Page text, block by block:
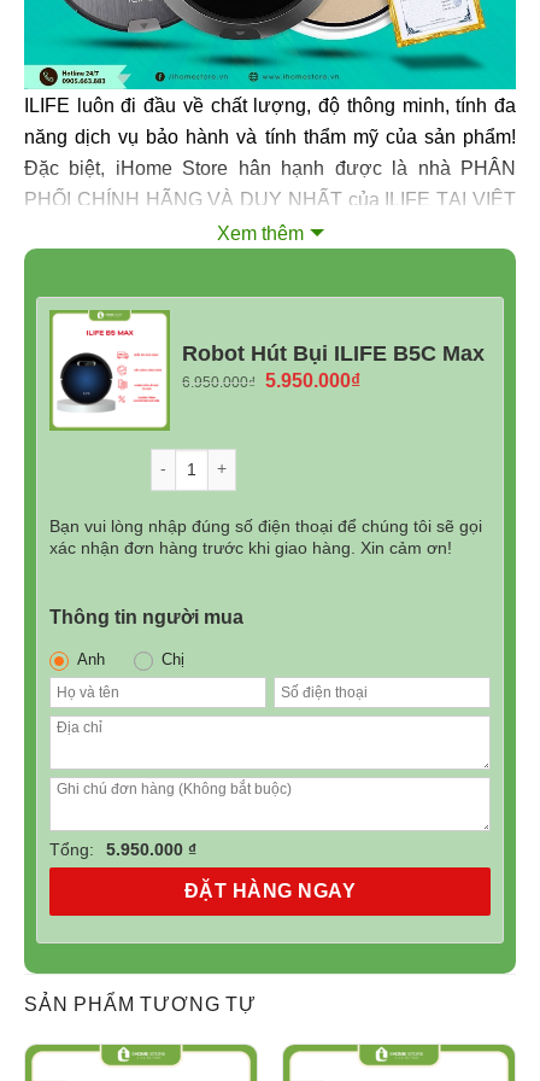
ILIFE luôn đi đầu về chất lượng, độ thông minh, tính đa
năng dịch vụ bảo hành và tính thẩm mỹ của sản phẩm!
Đặc biệt, iHome Store hân hạnh được là nhà PHÂN
PHỐI CHÍNH HÃNG VÀ DUY NHẤT của ILIFE TẠI VIỆT
NAM. Điều đó thực sự có ý nghĩa quan trọng với các
khách hàng muốn sở hữu Robot hút bụi lau nhà ILIFE
Quốc tế – phiên bản xuất châu Âu với tiêu chuẩn chất
lượng CE kèm hộp và hướng dẫn sử dụng bằng tiếng
Anh sử dụng dễ dàng. Mua robot ILIFE tại iHome đảm
bảo 100% chính hãng, đầy đủ CO, CQ và Hoá đơn bán
hàng, chế độ bảo hành chính hãng và chăm sóc khách
Đánh giá chung về robot ILIFE B5C Max
Vẫn giữ thiết kế tròn “cổ điển” của các robot hiện nay,
đen đẹp mắt. Lớp vỏ robot cũng có khả năng chống ăn
Xem thêm
Robot Hút Bụi ILIFE B5C Max
6.950.000₫ Giá
5.950.000₫Giá
Bạn vui lòng nhập đúng số điện thoại để chúng tôi sẽ gọi
xác nhận đơn hàng trước khi giao hàng. Xin cảm ơn!
Thông tin người mua
Anh Chị
Tổng: 5.950.000 ₫
ĐẶT HÀNG NGAY
SẢN PHẨM TƯƠNG TỰ